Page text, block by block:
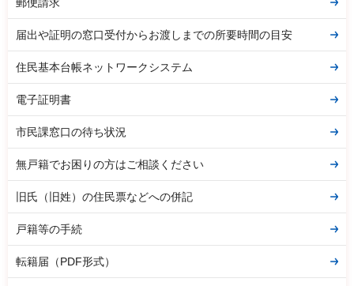
届出や証明の窓口受付からお渡しまでの所要時間の目安
住民基本台帳ネットワークシステム
電子証明書
市民課窓口の待ち状況
無戸籍でお困りの方はご相談ください
旧氏（旧姓）の住民票などへの併記
戸籍等の手続
転籍届（PDF形式）